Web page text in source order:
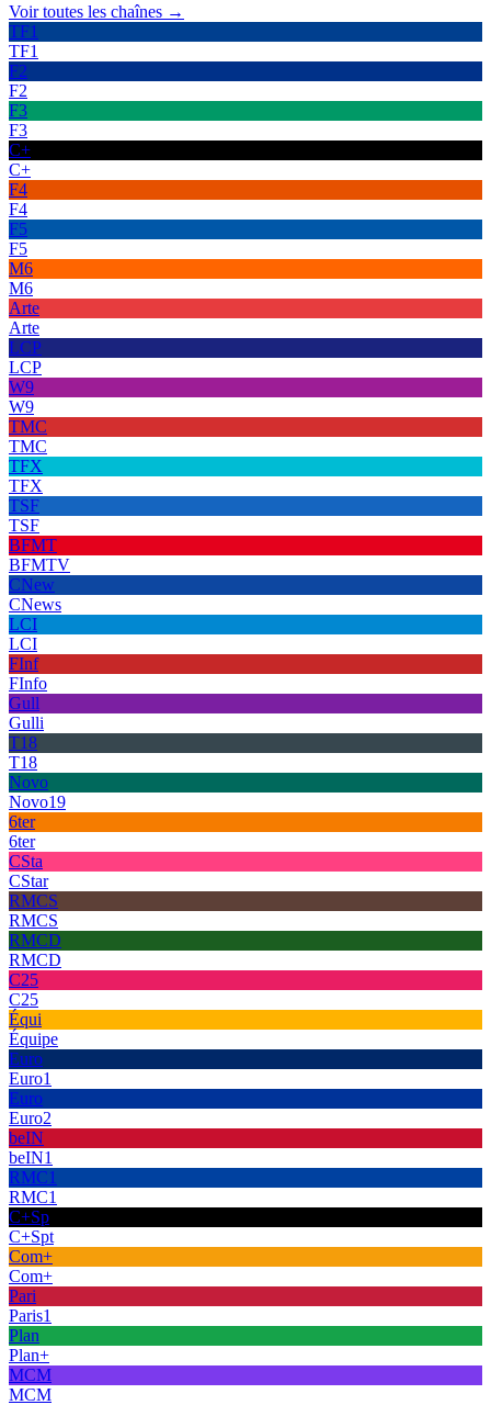
Voir toutes les chaînes →
TF1
TF1
F2
F2
F3
F3
C+
C+
F4
F4
F5
F5
M6
M6
Arte
Arte
LCP
LCP
W9
W9
TMC
TMC
TFX
TFX
TSF
TSF
BFMT
BFMTV
CNew
CNews
LCI
LCI
FInf
FInfo
Gull
Gulli
T18
T18
Novo
Novo19
6ter
6ter
CSta
CStar
RMCS
RMCS
RMCD
RMCD
C25
C25
Équi
Équipe
Euro
Euro1
Euro
Euro2
beIN
beIN1
RMC1
RMC1
C+Sp
C+Spt
Com+
Com+
Pari
Paris1
Plan
Plan+
MCM
MCM